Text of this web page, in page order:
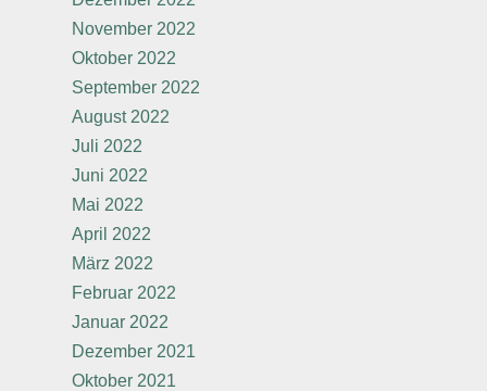
November 2022
Oktober 2022
September 2022
August 2022
Juli 2022
Juni 2022
Mai 2022
April 2022
März 2022
Februar 2022
Januar 2022
Dezember 2021
Oktober 2021